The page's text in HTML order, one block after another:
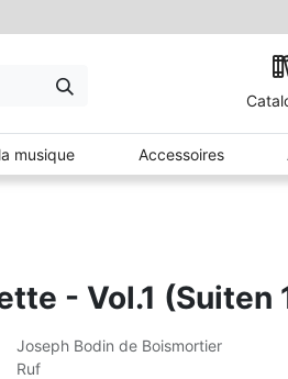
musique Accessoires
- Vol.1 (Suiten
Joseph Bodin de Boismortier
Ruf